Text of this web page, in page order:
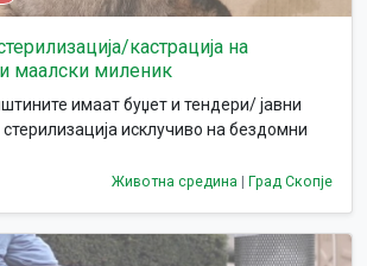
кастрација на
маалски миленик
имаат буџет и тендери/ јавни
стерилизација исклучиво на бездомни
кучиња, и не ги опфаќа
неодговорно сопствеништво.
процент од населението не може
Животна средина | Град Скопје